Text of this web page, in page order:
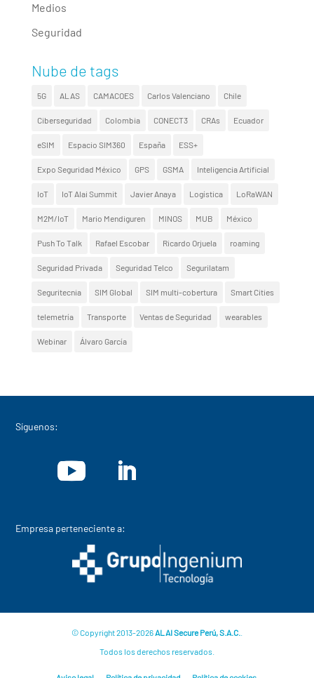
Medios
Seguridad
Nube de tags
5G ALAS CAMACOES Carlos Valenciano Chile
Ciberseguridad Colombia CONECT3 CRAs Ecuador
eSIM Espacio SIM360 España ESS+
Expo Seguridad México GPS GSMA Inteligencia Artificial
IoT IoT Alai Summit Javier Anaya Logística LoRaWAN
M2M/IoT Mario Mendiguren MINOS MUB México
Push To Talk Rafael Escobar Ricardo Orjuela roaming
Seguridad Privada Seguridad Telco Segurilatam
Seguritecnia SIM Global SIM multi-cobertura Smart Cities
telemetría Transporte Ventas de Seguridad wearables
Webinar Álvaro García
Síguenos:
Empresa perteneciente a:
© Copyright 2013-2026ALAI Secure Perú, S.A.C.
Todos los derechos reservados.